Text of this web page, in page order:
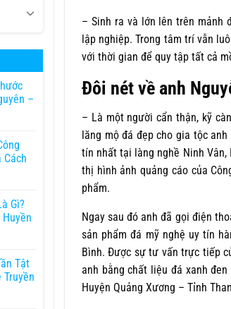
–
Cách
Gì?
Tật
Truyền
– Sinh ra và lớn lên trên mảnh
lập nghiệp. Trong tâm trí vẫn
với thời gian để quy tập tất cả
Đôi nét về anh
– Là một người cẩn thận, kỹ
lăng mộ đá đẹp cho gia tộc
tín nhất tại làng nghề Ninh
thị hình ảnh quảng cáo của
phẩm.
Ngay sau đó anh đã gọi điện
sản phẩm đá mỹ nghệ uy tín
Bình. Được sự tư vấn trực tiếp
anh bằng chất liệu đá xanh
Huyện Quảng Xương – Tỉnh